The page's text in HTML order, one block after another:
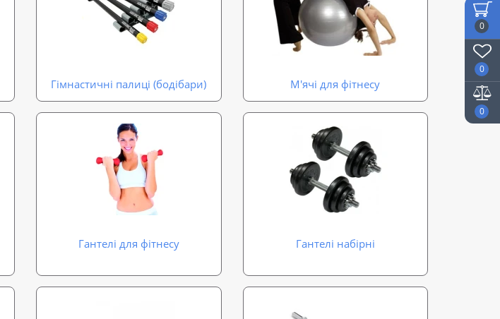
0
0
0
Гімнастичні палиці (бодібари) М'ячі для фітнесу
Гантелі для фітнесу Гантелі набірні